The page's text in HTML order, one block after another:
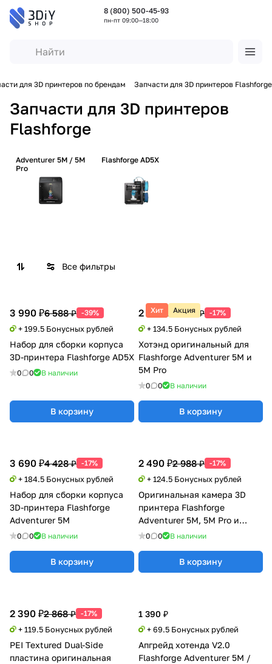
8 (800) 500-45-93
пн-пт 09:00—18:00
для 3D принтеров по брендам Запчасти для 3D принтеров Flashforge
Запчасти для 3D принтеров
Flashforge
Adventurer 5M / 5M
Pro
Flashforge AD5X
Все фильтры
3 990 ₽6 588 ₽ -39%
+ 199.5 Бонусных рублей
Набор для сборки корпуса
3D-принтера Flashforge AD5X
0 0 В наличии
В корзину
Хит Акция
2 690 ₽ 3 228 ₽ -17%
+ 134.5 Бонусных рублей
Хотэнд оригинальный для
Flashforge Adventurer 5M и
5M Pro
0 0 В наличии
В корзину
3 690 ₽4 428 ₽ -17%
+ 184.5 Бонусных рублей
Набор для сборки корпуса
3D-принтера Flashforge
Adventurer 5M
0 0 В наличии
В корзину
2 490 ₽2 988 ₽ -17%
+ 124.5 Бонусных рублей
Оригинальная камера 3D
принтера Flashforge
Adventurer 5M, 5M Pro и
AD5X
0 0 В наличии
В корзину
2 390 ₽2 868 ₽ -17%
+ 119.5 Бонусных рублей
PEI Textured Dual-Side
пластина оригинальная
1 390 ₽
+ 69.5 Бонусных рублей
Апгрейд хотенда V2.0
Flashforge Adventurer 5M /